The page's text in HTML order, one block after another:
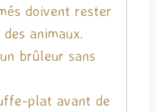
doivent rester
animaux.
brûleur sans
plat avant de